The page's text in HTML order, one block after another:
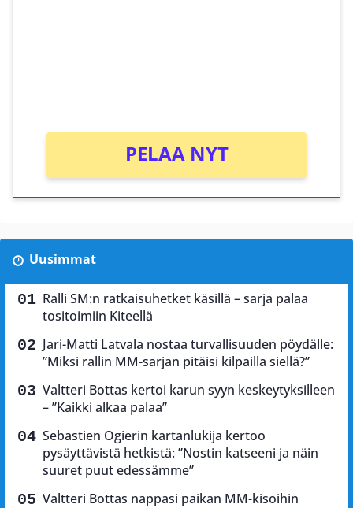
PELAA NYT
Uusimmat
Ralli SM:n ratkaisuhetket käsillä – sarja palaa
tositoimiin Kiteellä
Jari-Matti Latvala nostaa turvallisuuden pöydälle:
”Miksi rallin MM-sarjan pitäisi kilpailla siellä?”
Valtteri Bottas kertoi karun syyn keskeytyksilleen
– ”Kaikki alkaa palaa”
Sebastien Ogierin kartanlukija kertoo
pysäyttävistä hetkistä: ”Nostin katseeni ja näin
suuret puut edessämme”
Valtteri Bottas nappasi paikan MM-kisoihin